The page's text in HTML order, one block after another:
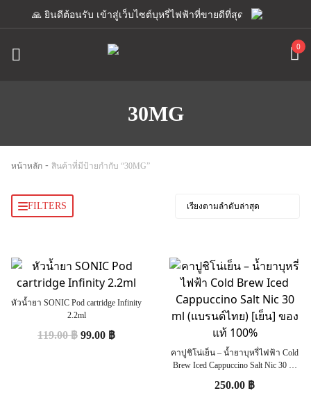
🙏 ยินดีต้อนรับ เข้าสู่เว็บไซต์บุหรี่ไฟฟ้าที่ขายดีที่สุด เรามีแอดมินพร้อ
0
30MG
หน้าหลัก - สินค้าที่มีป้ายกำกับ “30MG”
FILTERS
หัวน้ำยา SONIC Pod cartridge Infinity
2.2ml
119.00฿ 99.00 ฿
คาปูชิโน่เย็น – น้ำยาบุหรี่ไฟฟ้า Cold
Brew Iced Cappuccino Salt Nic 30 ml
250.00 ฿